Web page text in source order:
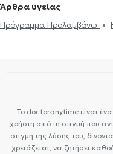
έλεγχος
'Eμφραγμα
στήθος
Πνευμονική
Άρθρα υγείας
Πρόγραμμα Προλαμβάνω
Το doctoranytime είναι
χρήστη από τη στιγμή που
στιγμή της λύσης του,
χρειάζεται, να ζητήσει